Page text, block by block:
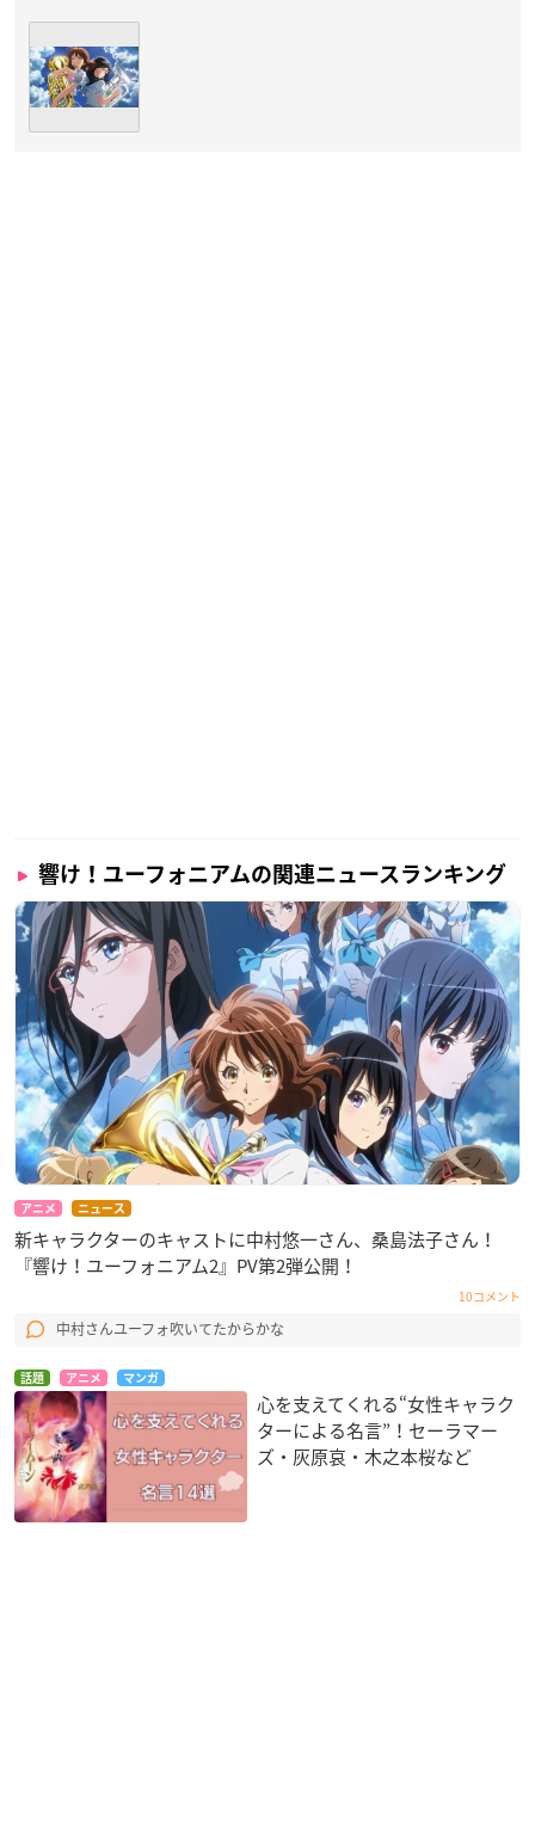
響け！ユーフォニアムの関連ニュースランキング
アニメ ニュース
新キャラクターのキャストに中村悠一さん、桑島法子さん！
『響け！ユーフォニアム2』PV第2弾公開！
10コメント
中村さんユーフォ吹いてたからかな
話題 アニメ マンガ
心を支えてくれる“女性キャラク
ターによる名言”！セーラマー
ズ・灰原哀・木之本桜など